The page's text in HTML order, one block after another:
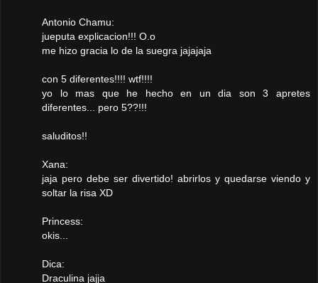
Antonio Chamu:
jueputa explicacion!!! O.o
me hizo gracia lo de la suegra jajajaja
con 5 diferentes!!!! wtf!!!!
yo lo mas que he hecho en un dia son 3 apretes
diferentes... pero 5??!!!
saluditos!!
Xana:
jaja pero debe ser divertido! abrirlos y quedarse viendo y
soltar la risa XD
Princess:
okis...
Dica:
Draculina jajja